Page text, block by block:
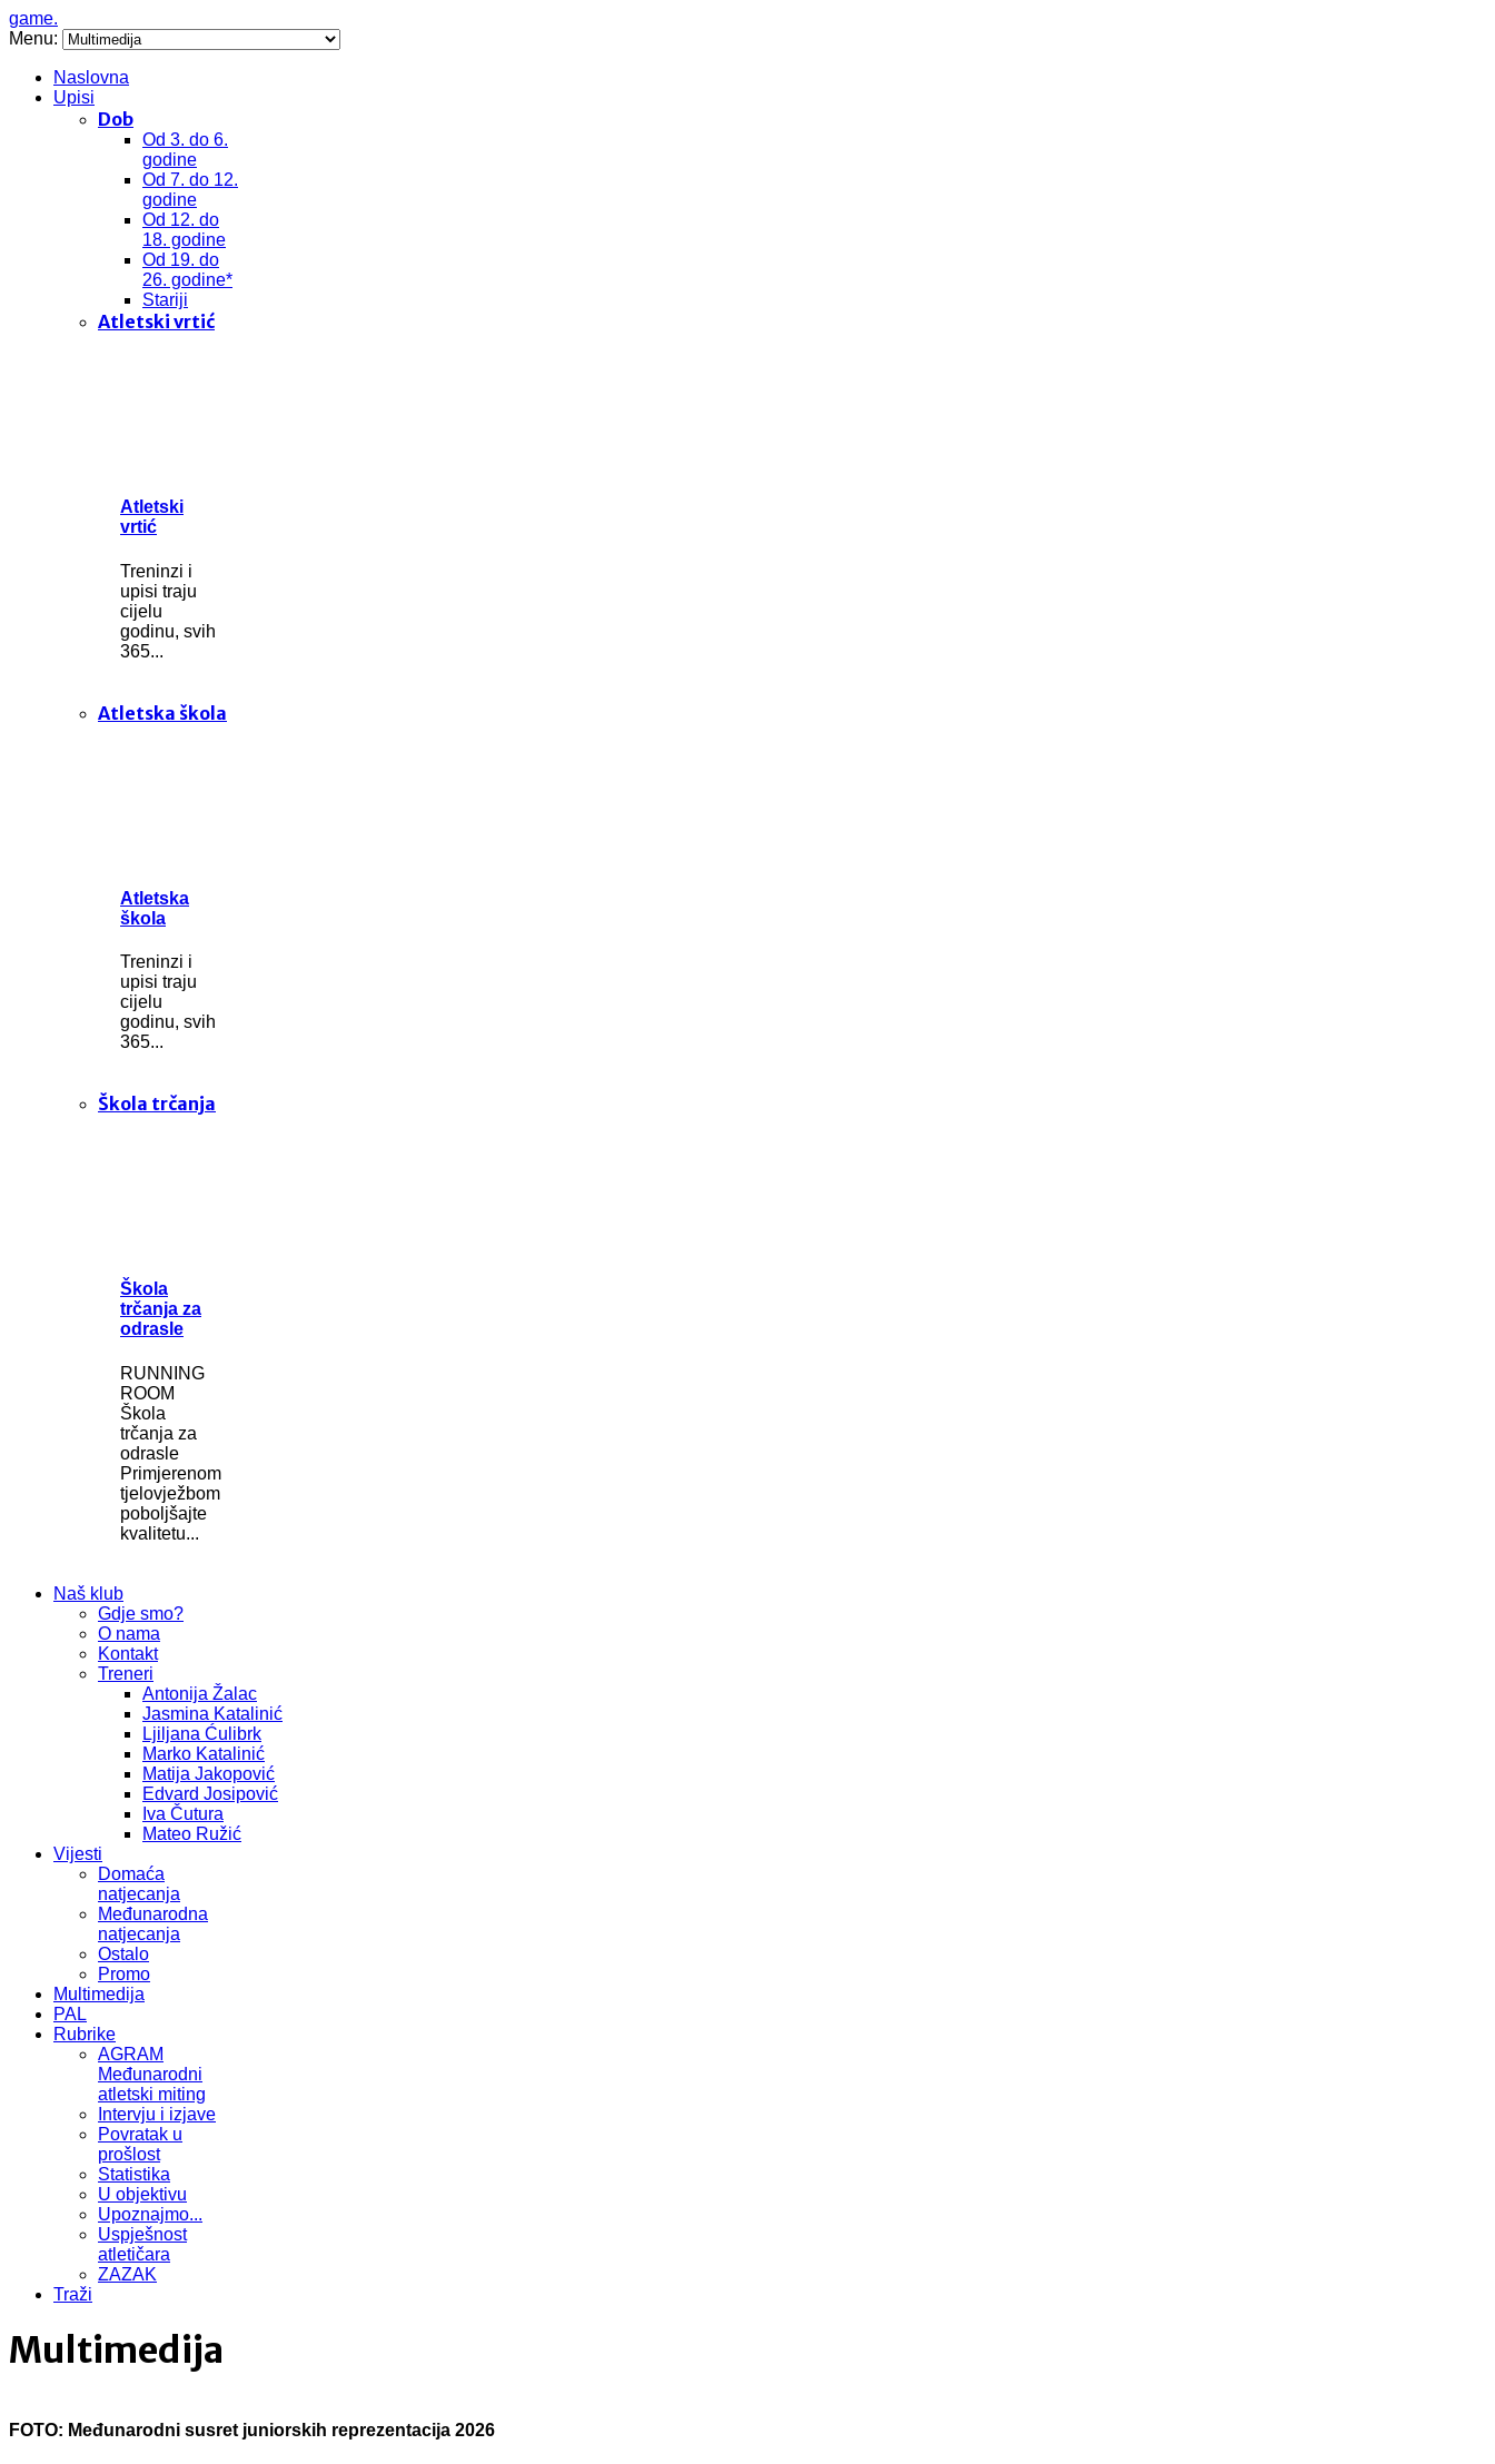
game.
Menu:
Naslovna
Upisi
Dob
Od 3. do 6.
godine
Od 7. do 12.
godine
Od 12. do
18. godine
Od 19. do
26. godine*
Stariji
Atletski vrtić
Atletski
vrtić
Treninzi i
upisi traju
cijelu
godinu, svih
365...
Atletska škola
Atletska
škola
Treninzi i
upisi traju
cijelu
godinu, svih
365...
Škola trčanja
Škola
trčanja za
odrasle
RUNNING
ROOM
Škola
trčanja za
odrasle
Primjerenom
tjelovježbom
poboljšajte
kvalitetu...
Naš klub
Gdje smo?
O nama
Kontakt
Treneri
Antonija Žalac
Jasmina Katalinić
Ljiljana Ćulibrk
Marko Katalinić
Matija Jakopović
Edvard Josipović
Iva Čutura
Mateo Ružić
Vijesti
Domaća
natjecanja
Međunarodna
natjecanja
Ostalo
Promo
Multimedija
PAL
Rubrike
AGRAM
Međunarodni
atletski miting
Intervju i izjave
Povratak u
prošlost
Statistika
U objektivu
Upoznajmo...
Uspješnost
atletičara
ZAZAK
Traži
Multimedija
FOTO: Međunarodni susret juniorskih reprezentacija 2026